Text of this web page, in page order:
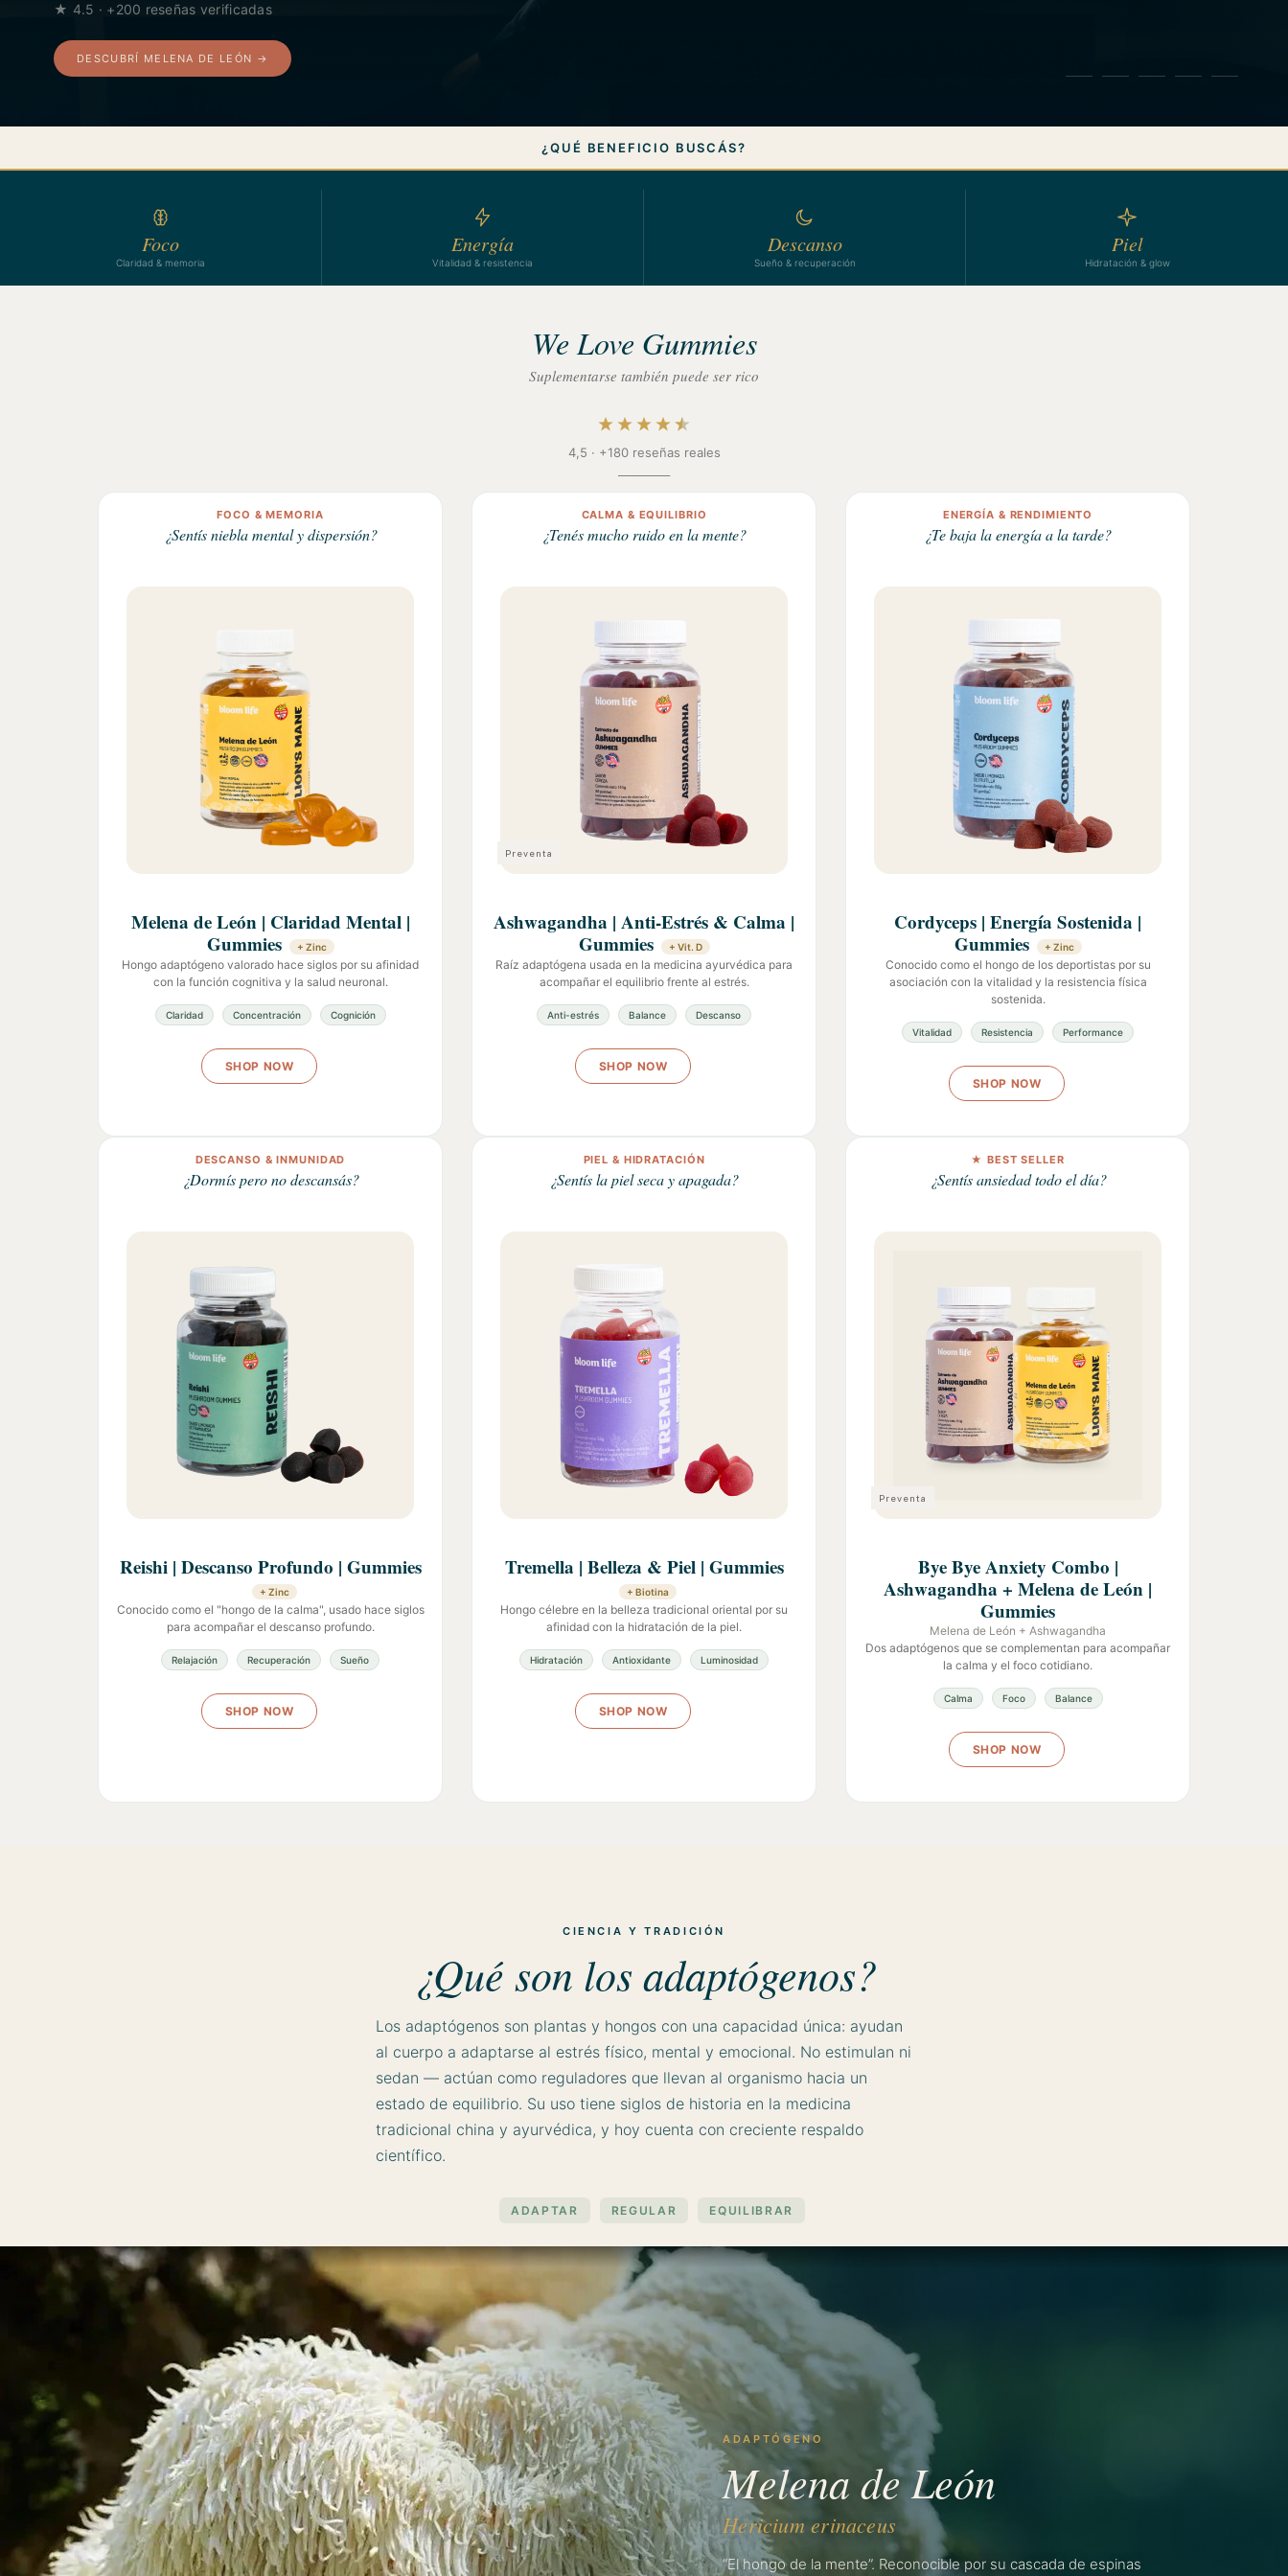
★ 4.5 · +200 reseñas verificadas
DESCUBRÍ MELENA DE LEÓN →
¿QUÉ BENEFICIO BUSCÁS?
Foco
Claridad & memoria
Energía
Vitalidad & resistencia
Descanso
Sueño & recuperación
Piel
Hidratación & glow
We Love Gummies
Melena de León | Claridad Mental |
Gummies
Preventa
Ashwagandha | Anti-Estrés & Calma |
Gummies
Cordyceps | Energía Sostenida |
Gummies
Reishi | Descanso Profundo | Gummies Tremella | Belleza & Piel | Gummies
Preventa
Bye Bye Anxiety Combo |
Ashwagandha + Melena de León |
Gummies
¿Qué son los adaptógenos?
Los adaptógenos son plantas y hongos con una capacidad única: ayudan
al cuerpo a adaptarse al estrés físico, mental y emocional. No estimulan ni
sedan — actúan como reguladores que llevan al organismo hacia un
estado de equilibrio. Su uso tiene siglos de historia en la medicina
tradicional china y ayurvédica, y hoy cuenta con creciente respaldo
científico.
REGULAR
Melena de León
“El hongo de la mente”. Reconocible por su cascada de espinas